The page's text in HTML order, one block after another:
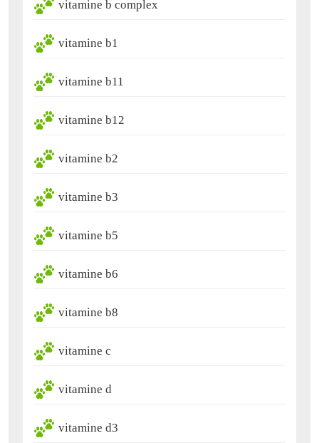
vitamine b complex
vitamine b1
vitamine b11
vitamine b12
vitamine b2
vitamine b3
vitamine b5
vitamine b6
vitamine b8
vitamine c
vitamine d
vitamine d3